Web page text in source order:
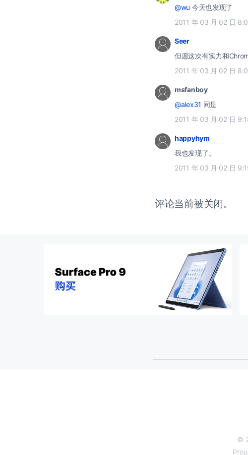
@wu 今天也发现了
2011 年 03 月 02 日
Seer
但愿这次有实力和
2011 年 03 月 02 日
msfanboy
@alex31 同是
2011 年 03 月 02 日
happyhym
我也发现了。
2011 年 03 月 02 日
评论当前被关闭。
©